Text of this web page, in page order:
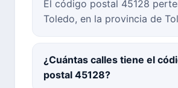
El código postal 45128
Toledo, en la provincia de
¿Cuántas calles tiene el
postal 45128?